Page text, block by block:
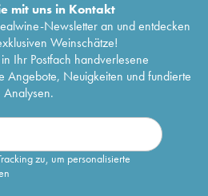
mit uns in Kontakt
Newsletter an und entdecken
Weinschätze!
Ihr Postfach handverlesene
Angebote, Neuigkeiten und fundierte
Analysen.
zu, um personalisierte